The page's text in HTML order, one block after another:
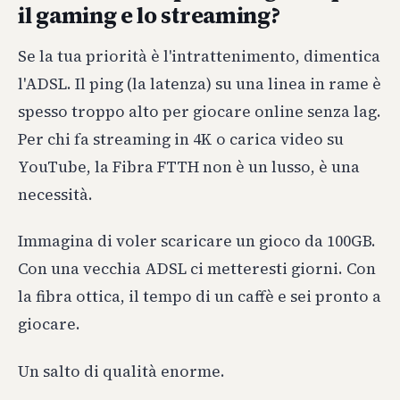
il gaming e lo streaming?
Se la tua priorità è l'intrattenimento, dimentica
l'ADSL. Il ping (la latenza) su una linea in rame è
spesso troppo alto per giocare online senza lag.
Per chi fa streaming in 4K o carica video su
YouTube, la Fibra FTTH non è un lusso, è una
necessità.
Immagina di voler scaricare un gioco da 100GB.
Con una vecchia ADSL ci metteresti giorni. Con
la fibra ottica, il tempo di un caffè e sei pronto a
giocare.
Un salto di qualità enorme.